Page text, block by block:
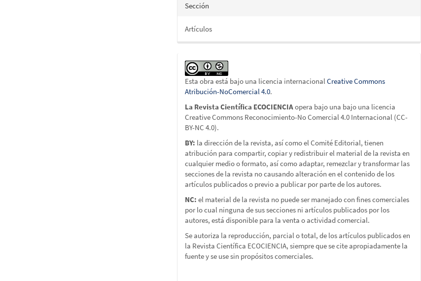
Sección
Artículos
Esta obra está bajo una licencia internacionalCreative Commons
Atribución-NoComercial 4.0.
La Revista Científica ECOCIENCIAopera bajo una bajo una licencia
Creative Commons Reconocimiento-No Comercial 4.0 Internacional (CC-
BY-NC 4.0).
BY: la dirección de la revista, así como el Comité Editorial, tienen
atribución para compartir, copiar y redistribuir el material de la revista en
cualquier medio o formato, así como adaptar, remezclar y transformar las
secciones de la revista no causando alteración en el contenido de los
artículos publicados o previo a publicar por parte de los autores.
NC: el material de la revista no puede ser manejado con fines comerciales
por lo cual ninguna de sus secciones ni artículos publicados por los
autores, está disponible para la venta o actividad comercial.
Se autoriza la reproducción, parcial o total, de los artículos publicados en
la Revista Científica ECOCIENCIA, siempre que se cite apropiadamente la
fuente y se use sin propósitos comerciales.